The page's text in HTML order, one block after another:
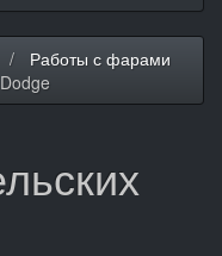
Работы с фарами
Dodge